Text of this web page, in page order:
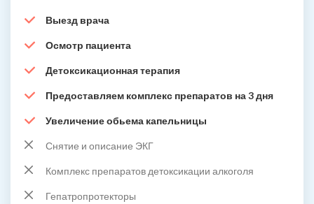
Выезд врача
Осмотр пациента
Детоксикационная терапия
Предоставляем комплекс препаратов на 3 дня
Увеличение обьема капельницы
Снятие и описание ЭКГ
Комплекс препаратов детоксикации алкоголя
Гепатропротекторы